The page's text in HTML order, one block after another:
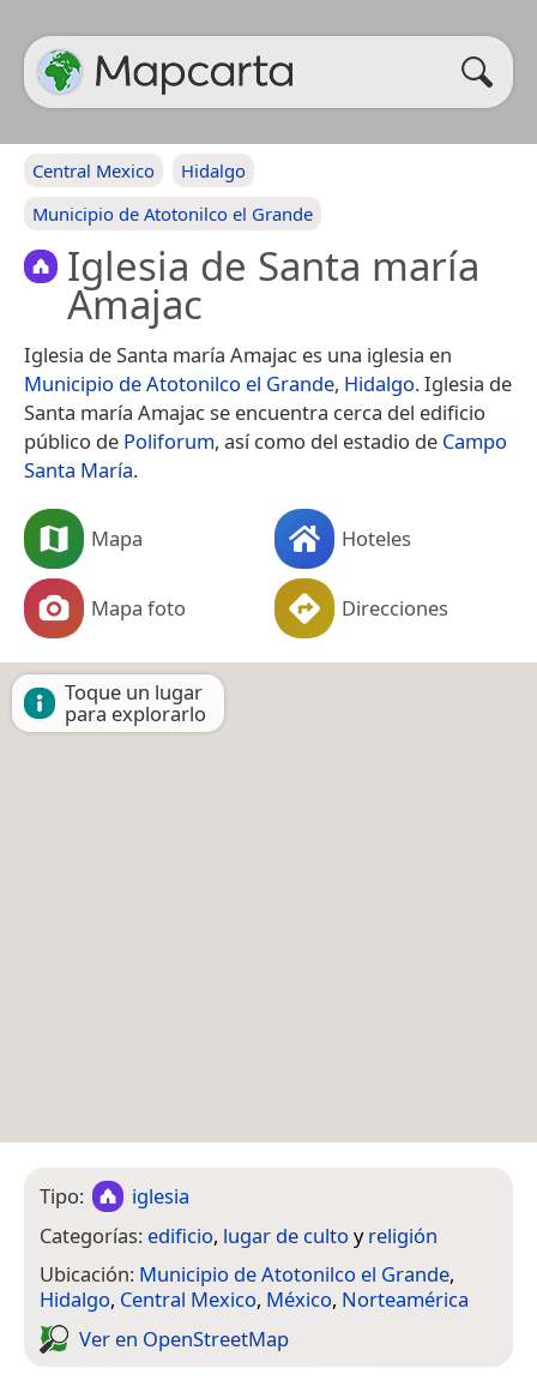
Central Mexico
Hidalgo
Municipio de Atotonilco el Grande
Iglesia de Santa maría
Amajac
Iglesia de Santa maría Amajac es una iglesia en
Municipio de Atotonilco el Grande, Hidalgo. Iglesia de
Santa maría Amajac se encuentra cerca del edificio
público de Poliforum, así como del estadio de Campo
Santa María.
Mapa Hoteles
Mapa foto Direcciones
Toque un lugar
para explorarlo
Tipo:
iglesia
Categorías: edificio, lugar de culto yreligión
Ubicación: Municipio de Atotonilco el Grande,
Hidalgo, Central Mexico, México, Norteamérica
Ver en Open­Street­Map